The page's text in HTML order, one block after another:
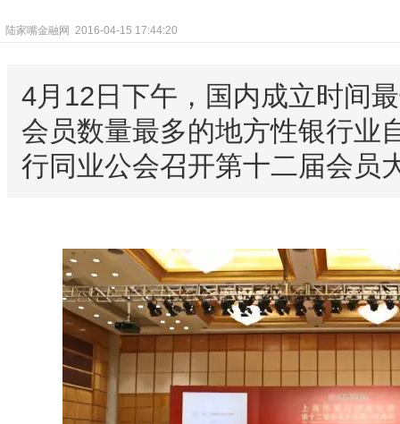
陆家嘴金融网 2016-04-15 17:44:20
4月12日下午，国内成立时间
会员数量最多的地方性银行
行同业公会召开第十二届会员